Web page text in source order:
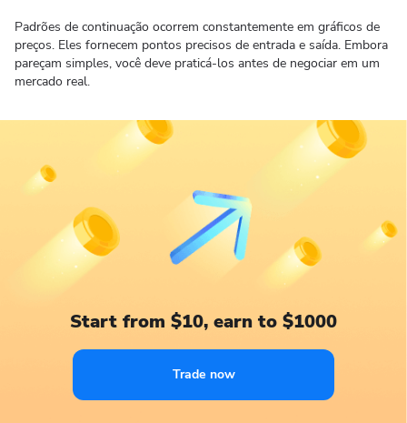
Padrões de continuação ocorrem constantemente em gráficos de
preços. Eles fornecem pontos precisos de entrada e saída. Embora
pareçam simples, você deve praticá-los antes de negociar em um
mercado real.
Start from $10, earn to $1000
Trade now